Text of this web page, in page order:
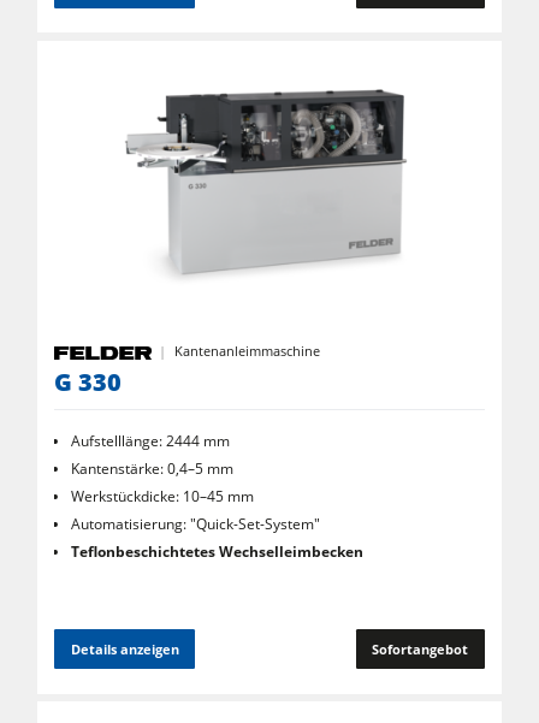
Kantenanleimmaschine
G 330
Aufstelllänge: 2444 mm
Kantenstärke: 0,4–5 mm
Werkstückdicke: 10–45 mm
Automatisierung: "Quick-Set-System"
Teflonbeschichtetes Wechselleimbecken
Details anzeigen Sofortangebot